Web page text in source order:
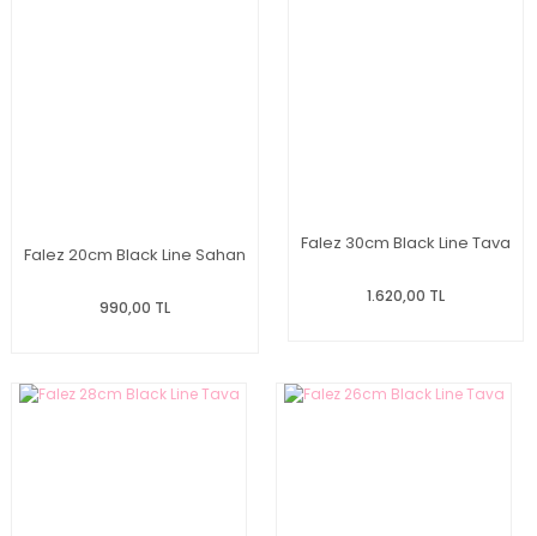
Falez 20cm Black Line Sahan
990,00 TL
Falez 30cm Black Line Tava
1.620,00 TL